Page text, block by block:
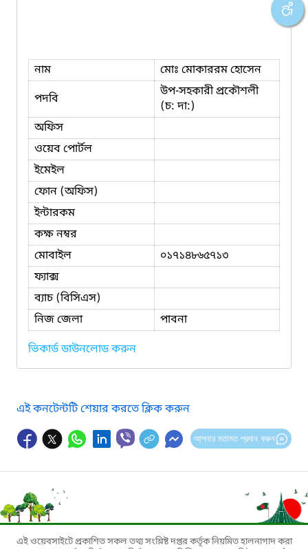
নাম
মোঃ মোকাররম হোসেন
পদবি
উপ-সহকারী প্রকৌশলী
(চ: দা:)
অফিস
ওয়েব পোর্টল
ইমেইল
ফোন (অফিস)
ইন্টারকম
কক্ষ নম্বর
মোবাইল
০১৭১৪৮৬৫৭১৩
ফ্যাক্স
ব্যাচ (বিসিএস)
নিজ জেলা
পাবনা
ভিকার্ড ডাউনলোড করুন
এই কনটেন্টটি শেয়ার করতে ক্লিক করুন
আপনার মতামত প্রদান করুন
এই ওয়েবসাইটে প্রকাশিত সকল তথ্য সংশ্লিষ্ট দপ্তর কর্তৃক নিয়মিত হালনাগাদ করা